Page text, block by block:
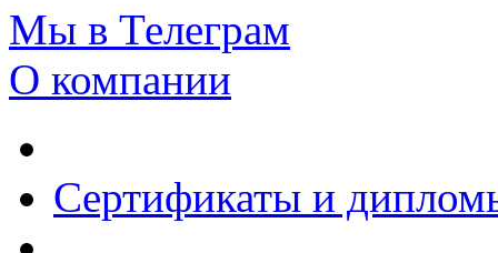
Мы в Телеграм
О компании
Сертификаты и